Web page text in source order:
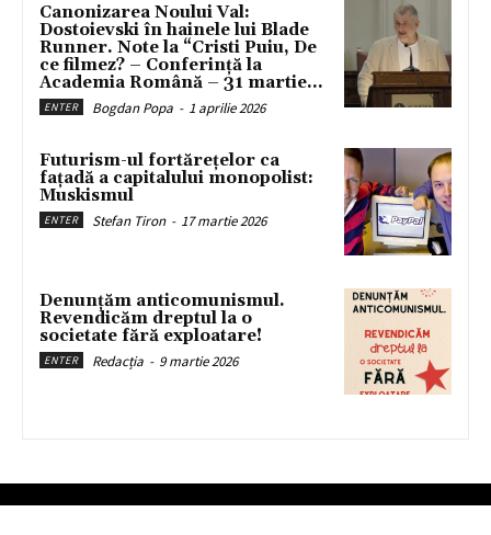
Canonizarea Noului Val:
Dostoievski în hainele lui Blade
Runner. Note la “Cristi Puiu, De
ce filmez? – Conferință la
Academia Română – 31 martie...
ENTER Bogdan Popa - 1 aprilie 2026
Futurism-ul fortărețelor ca
fațadă a capitalului monopolist:
Muskismul
ENTER Stefan Tiron - 17 martie 2026
Denunțăm anticomunismul.
Revendicăm dreptul la o
societate fără exploatare!
ENTER Redacția - 9 martie 2026